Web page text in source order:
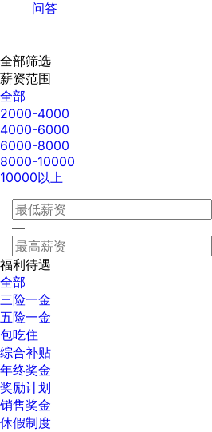
问答
全部筛选
薪资范围
全部
2000-4000
4000-6000
6000-8000
8000-10000
10000以上
—
福利待遇
全部
三险一金
五险一金
包吃住
综合补贴
年终奖金
奖励计划
销售奖金
休假制度